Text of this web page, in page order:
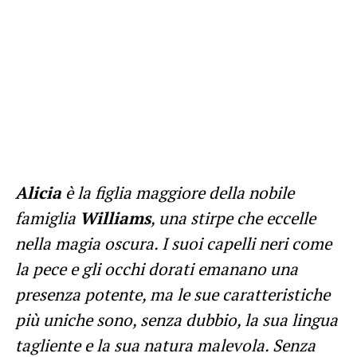
Aliciaè la figlia maggiore della nobile
famiglia Williams, una stirpe che eccelle
nella magia oscura. I suoi capelli neri come
la pece e gli occhi dorati emanano una
presenza potente, ma le sue caratteristiche
più uniche sono, senza dubbio, la sua lingua
tagliente e la sua natura malevola. Senza